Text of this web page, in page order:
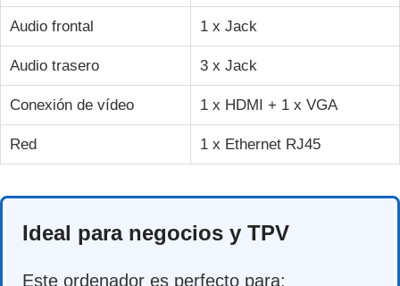
Audio frontal 1 x Jack
Audio trasero 3 x Jack
Conexión de vídeo 1 x HDMI + 1 x VGA
Red 1 x Ethernet RJ45
Ideal para negocios y TPV
Este ordenador es perfecto para: